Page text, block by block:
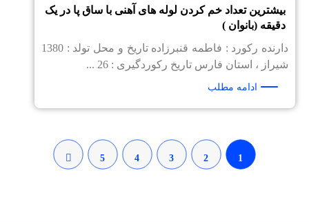
بیشترین تعداد خم کردن لوله های آهنی با ساق پا در یک
دقیقه (بانوان )
دارنده رکورد : فاطمه قنبرزاده تاریخ و محل تولد : 1380
شیراز ، استان فارس تاریخ رکوردگیری : 26 ...
ادامه مطلب
1
2
3
4
5